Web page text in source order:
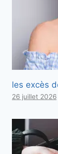
les excès
26 juillet 2026